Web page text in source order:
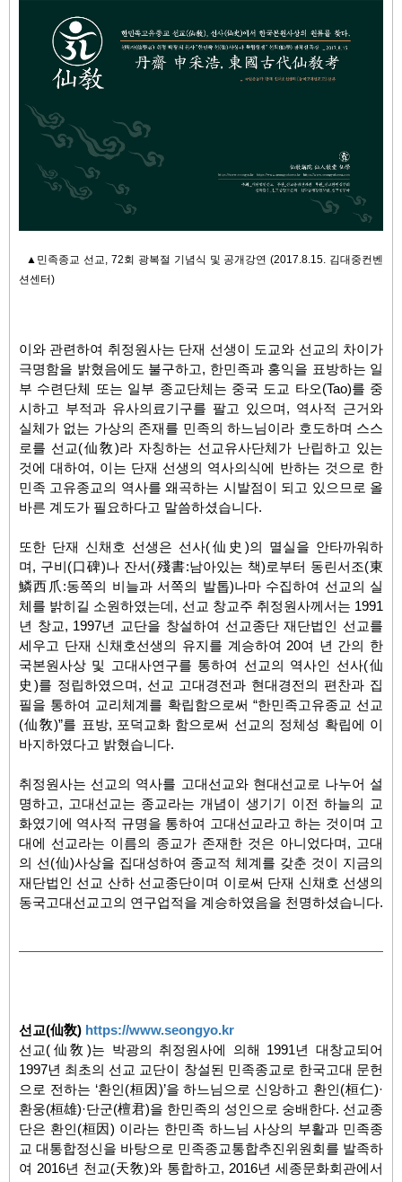
▲민족종교 선교, 72회 광복절 기념식 및 공개강연 (2017.8.15. 김대중컨벤
션센터)
이와 관련하여 취정원사는 단재 선생이 도교와 선교의 차이가
극명함을 밝혔음에도 불구하고, 한민족과 홍익을 표방하는 일
부 수련단체 또는 일부 종교단체는 중국 도교 타오(Tao)를 중
시하고 부적과 유사의료기구를 팔고 있으며 , 역사적 근거와
실체가 없는 가상의 존재를 민족의 하느님이라 호도하며 스스
로를 선교(仙敎)라 자칭하는 선교유사단체가 난립하고 있는
것에 대하여 , 이는 단재 선생의 역사의식에 반하는 것으로 한
민족 고유종교의 역사를 왜곡하는 시발점이 되고 있으므로 올
바른 계도가 필요하다고 말씀하셨습니다.
또한 단재 신채호 선생은 선사(仙史)의 멸실을 안타까워하
며 , 구비(口碑)나 잔서(殘書:남아있는 책)로부터 동린서조(東
鱗西爪:동쪽의 비늘과 서쪽의 발톱)나마 수집하여 선교의 실
체를 밝히길 소원하였는데, 선교 창교주 취정원사께서는 1991
년 창교, 1997년 교단을 창설하여 선교종단 재단법인 선교를
세우고 단재 신채호선생의 유지를 계승하여 20여 년 간의 한
국본원사상 및 고대사연구를 통하여 선교의 역사인 선사(仙
史)를 정립하였으며, 선교 고대경전과 현대경전의 편찬과 집
필을 통하여 교리체계를 확립함으로써 “한민족고유종교 선교
(仙敎)”를 표방, 포덕교화 함으로써 선교의 정체성 확립에 이
바지하였다고 밝혔습니다.
취정원사는 선교의 역사를 고대선교와 현대선교로 나누어 설
명하고, 고대선교는 종교라는 개념이 생기기 이전 하늘의 교
화였기에 역사적 규명을 통하여 고대선교라고 하는 것이며 고
대에 선교라는 이름의 종교가 존재한 것은 아니었다며 , 고대
의 선 (仙)사상을 집대성하여 종교적 체계를 갖춘 것이 지금의
재단법인 선교 산하 선교종단이며 이로써 단재 신채호 선생의
동국고대선교고의 연구업적을 계승하였음을 천명하셨습니다.
선교(仙敎) https://www.seongyo.kr
선교(仙敎)는 박광의 취정원사에 의해 1991년 대창교되어
1997년 최초의 선교 교단이 창설된 민족종교로 한국고대 문헌
으로 전하는 ‘환인(桓因)’을 하느님으로 신앙하고 환인(桓仁)·
환웅(桓雄)·단군(檀君)을 한민족의 성인으로 숭배한다. 선교종
단은 환인(桓因) 이라는 한민족 하느님 사상의 부활과 민족종
교 대통합정신을 바탕으로 민족종교통합추진위원회를 발족하
여 2016년 천교(天敎)와 통합하고, 2016년 세종문화회관에서